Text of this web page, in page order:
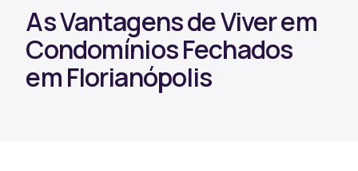
As Vantagens de Viver em
Condomínios Fechados
em Florianópolis